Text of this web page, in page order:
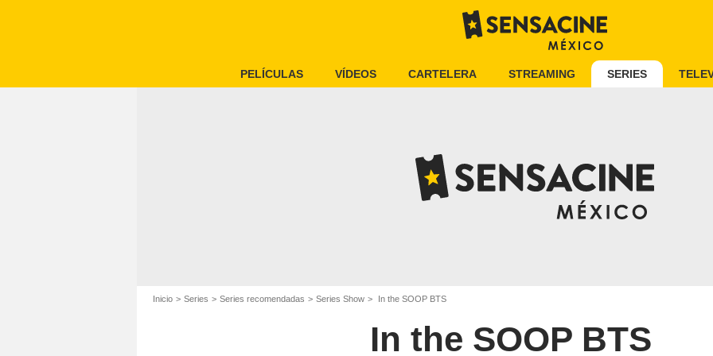
PELÍCULAS VÍDEOS CARTELERA STREAMING SERIES
Inicio Series Series recomendadas Series Show In the SOOP BTS
In the SOOP BTS